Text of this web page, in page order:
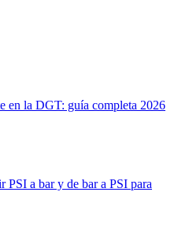
en la DGT: guía completa 2026
PSI a bar y de bar a PSI para